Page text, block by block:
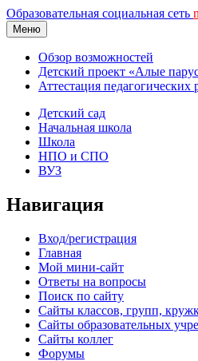
Образовательная социальная сеть
Меню
Обзор возможностей
Детский проект «Алые
Аттестация педагогических
Детский сад
Начальная школа
Школа
НПО и СПО
ВУЗ
Навигация
Вход/регистрация
Главная
Мой мини-сайт
Ответы на вопросы
Поиск по сайту
Сайты классов, групп,
Сайты образовательных
Сайты коллег
Форумы